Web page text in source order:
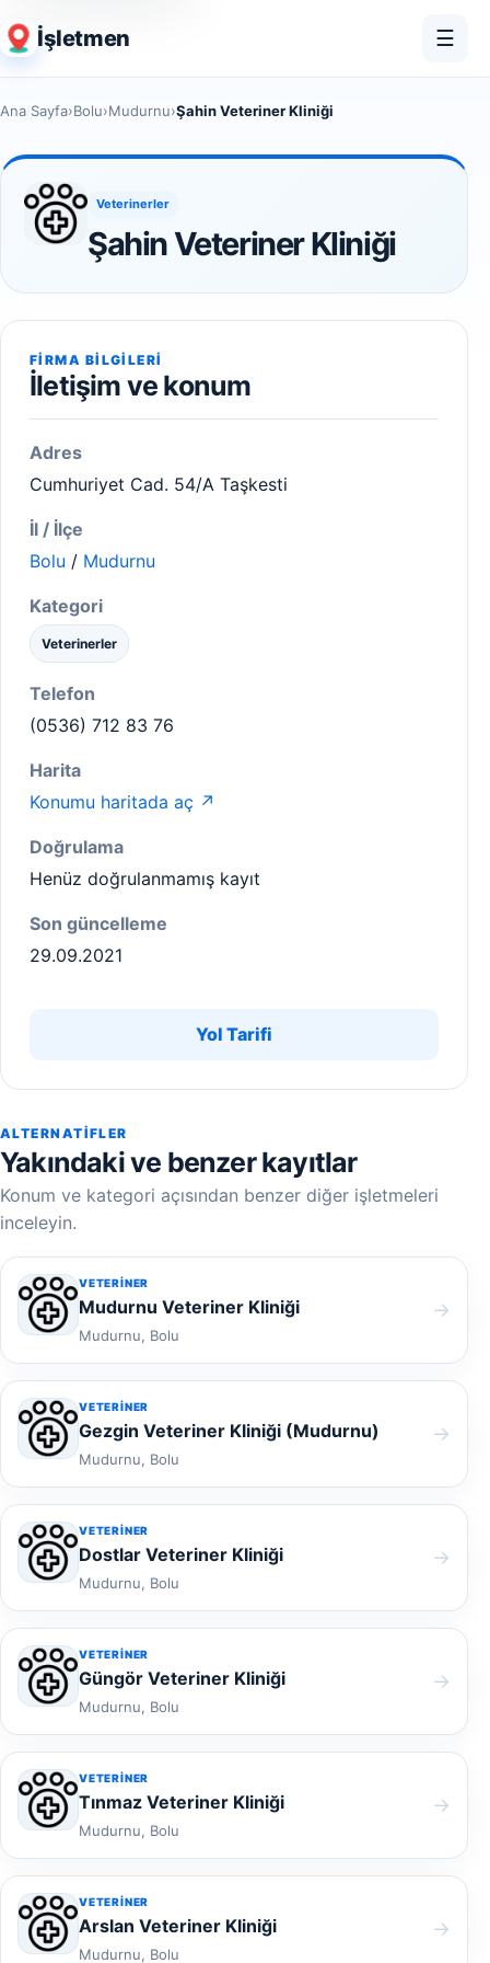
İşletmen ☰
Ana Sayfa›Bolu›Mudurnu›Şahin Veteriner Kliniği
Veterinerler
Şahin Veteriner Kliniği
FIRMA BILGILERI
İletişim ve konum
Adres
Cumhuriyet Cad. 54/A Taşkesti
İl / İlçe
Bolu / Mudurnu
Kategori
Veterinerler
Telefon
(0536) 712 83 76
Harita
Konumu haritada aç ↗
Doğrulama
Henüz doğrulanmamış kayıt
Son güncelleme
29.09.2021
Yol Tarifi
ALTERNATIFLER
Yakındaki ve benzer kayıtlar
Konum ve kategori açısından benzer diğer işletmeleri
inceleyin.
VETERINER
Mudurnu Veteriner Kliniği
Mudurnu, Bolu
→
VETERINER
Gezgin Veteriner Kliniği (Mudurnu)
Mudurnu, Bolu
→
VETERINER
Dostlar Veteriner Kliniği
Mudurnu, Bolu
→
VETERINER
Güngör Veteriner Kliniği
Mudurnu, Bolu
→
VETERINER
Tınmaz Veteriner Kliniği
Mudurnu, Bolu
→
VETERINER
Arslan Veteriner Kliniği
Mudurnu, Bolu
→